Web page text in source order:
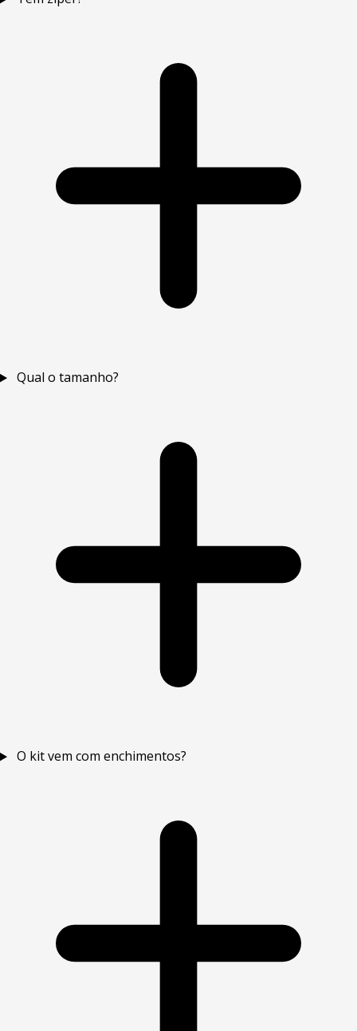
Qual o tamanho?
O kit vem com enchimentos?